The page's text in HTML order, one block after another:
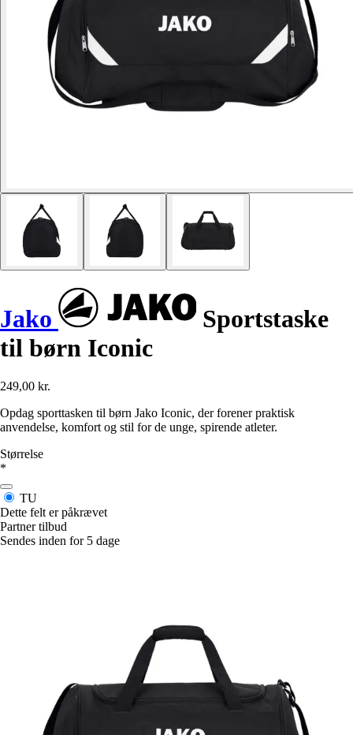
Jako
Sportstaske
til børn Iconic
249,00 kr.
Opdag sporttasken til børn Jako Iconic, der forener praktisk
anvendelse, komfort og stil for de unge, spirende atleter.
Størrelse
*
TU
Dette felt er påkrævet
Partner tilbud
Sendes inden for 5 dage